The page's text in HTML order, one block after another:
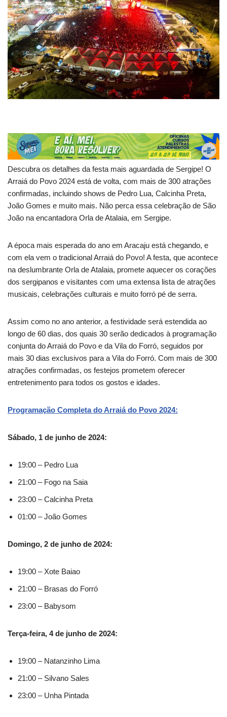
Descubra os detalhes da festa mais aguardada de Sergipe! O
Arraiá do Povo 2024 está de volta, com mais de 300 atrações
confirmadas, incluindo shows de Pedro Lua, Calcinha Preta,
João Gomes e muito mais. Não perca essa celebração de São
João na encantadora Orla de Atalaia, em Sergipe.
A época mais esperada do ano em Aracaju está chegando, e
com ela vem o tradicional Arraiá do Povo! A festa, que acontece
na deslumbrante Orla de Atalaia, promete aquecer os corações
dos sergipanos e visitantes com uma extensa lista de atrações
musicais, celebrações culturais e muito forró pé de serra.
Assim como no ano anterior, a festividade será estendida ao
longo de 60 dias, dos quais 30 serão dedicados à programação
conjunta do Arraiá do Povo e da Vila do Forró, seguidos por
mais 30 dias exclusivos para a Vila do Forró. Com mais de 300
atrações confirmadas, os festejos prometem oferecer
entretenimento para todos os gostos e idades.
Programação Completa do Arraiá do Povo 2024:
Sábado, 1 de junho de 2024:
19:00 – Pedro Lua
21:00 – Fogo na Saia
23:00 – Calcinha Preta
01:00 – João Gomes
Domingo, 2 de junho de 2024:
19:00 – Xote Baiao
21:00 – Brasas do Forró
23:00 – Babysom
Terça-feira, 4 de junho de 2024:
19:00 – Natanzinho Lima
21:00 – Silvano Sales
23:00 – Unha Pintada